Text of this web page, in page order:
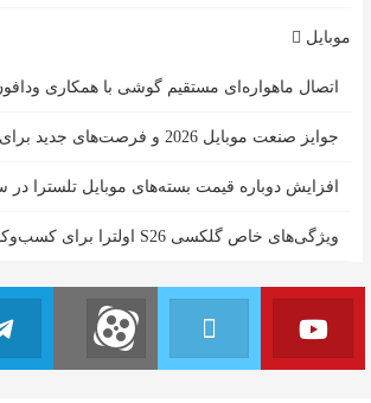
موبایل
اتصال ماهواره‌ای مستقیم گوشی‌ با همکاری
جوایز صنعت موبایل 2026 و فرصت‌های جدید برای برندها
افزایش دوباره قیمت بسته‌های موبایل تلسترا در سال
ویژگی‌های خاص گلکسی S26 اولترا برای کسب‌وکارها